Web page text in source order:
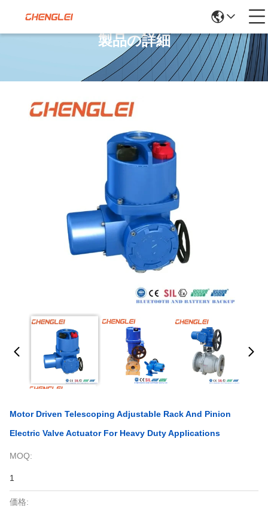
製品の詳細
Motor Driven Telescoping Adjustable Rack And Pinion
Electric Valve Actuator For Heavy Duty Applications
MOQ:
1
価格: